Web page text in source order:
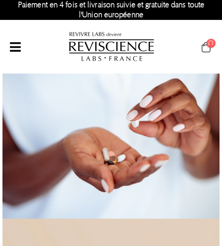
Paiement en 4 fois et livraison suivie et gratuite dans toute
l'Union européenne